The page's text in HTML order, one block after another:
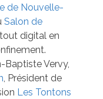
de Nouvelle-
Salon de
tout digital en
Baptiste Vervy,
, Président de
Les Tontons